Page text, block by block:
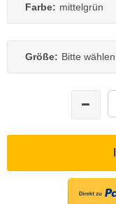
Farbe: mittelgrün
Größe: Bitte wählen